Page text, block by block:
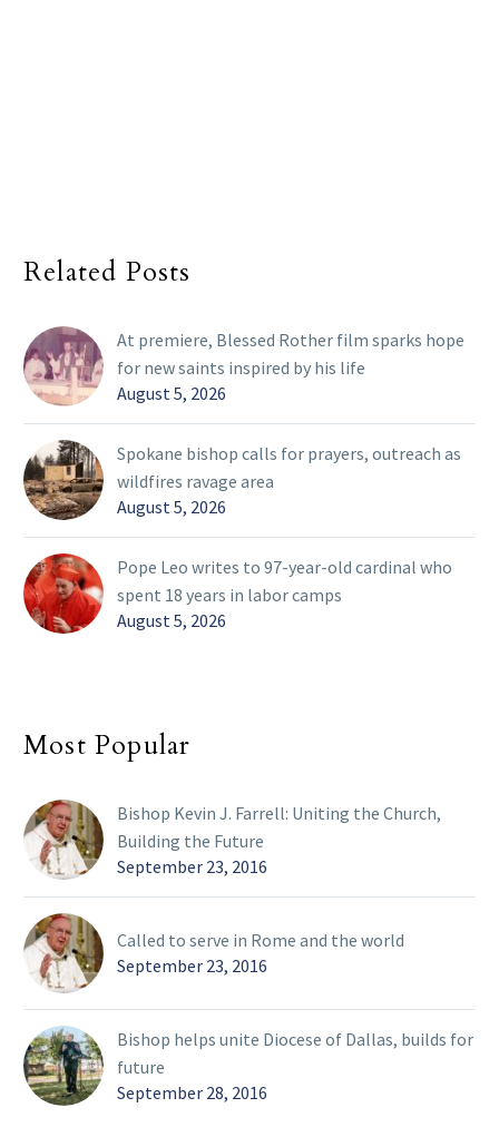
Related Posts
At premiere, Blessed Rother film sparks hope
for new saints inspired by his life
August 5, 2026
Spokane bishop calls for prayers, outreach as
wildfires ravage area
August 5, 2026
Pope Leo writes to 97-year-old cardinal who
spent 18 years in labor camps
August 5, 2026
Most Popular
Bishop Kevin J. Farrell: Uniting the Church,
Building the Future
September 23, 2016
Called to serve in Rome and the world
September 23, 2016
Bishop helps unite Diocese of Dallas, builds for
future
September 28, 2016